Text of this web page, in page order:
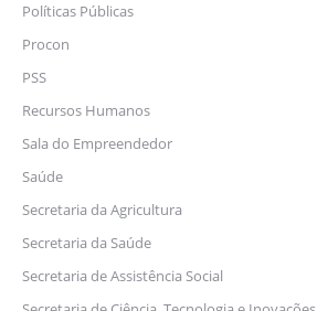
Políticas Públicas
Procon
PSS
Recursos Humanos
Sala do Empreendedor
Saúde
Secretaria da Agricultura
Secretaria da Saúde
Secretaria de Assistência Social